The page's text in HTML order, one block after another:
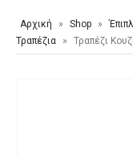
Αρχική » Shop »
Τραπέζια
» Τραπέζι